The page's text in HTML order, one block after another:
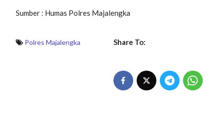
Sumber : Humas Polres Majalengka
Polres Majalengka Share To: